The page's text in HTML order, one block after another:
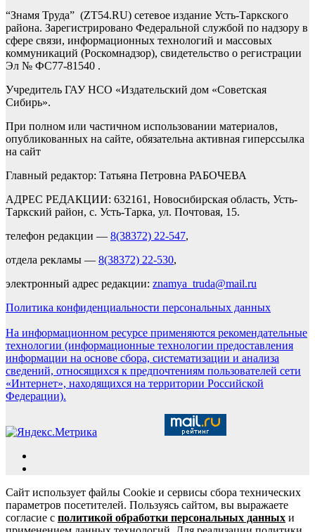
“Знамя Труда” (ZT54.RU) сетевое издание Усть-Таркского
района. Зарегистрировано Федеральной службой по надзору в
сфере связи, информационных технологий и массовых
коммуникаций (Роскомнадзор), свидетельство о регистрации
Эл № ФС77-81540 .
Учредитель ГАУ НСО «Издательский дом «Советская
Сибирь».
При полном или частичном использовании материалов,
опубликованных на сайте, обязательна активная гиперссылка
на сайт
Главный редактор: Татьяна Петровна РАБОЧЕВА
АДРЕС РЕДАКЦИИ: 632161, Новосибирская область, Усть-
Таркский район, с. Усть-Тарка, ул. Почтовая, 15.
телефон редакции — 8(38372) 22-547,
отдела рекламы — 8(38372) 22-530,
электронный адрес редакции: znamya_truda@mail.ru
Политика конфиденциальности персональных данных
На информационном ресурсе применяются рекомендательные
технологии (информационные технологии предоставления
информации на основе сбора, систематизации и анализа
сведений, относящихся к предпочтениям пользователей сети
«Интернет», находящихся на территории Российской
Федерации).
Сайт использует файлы Cookie и сервисы сбора технических
параметров посетителей. Пользуясь сайтом, вы выражаете
согласие с политикой обработки персональных данных и